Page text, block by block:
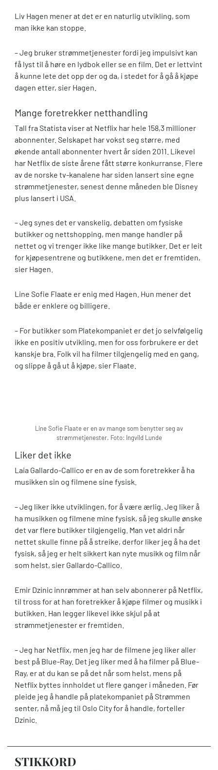
Liv Hagen mener at det er en naturlig utvikling, som
man ikke kan stoppe.
– Jeg bruker strømmetjenester fordi jeg impulsivt kan
få lyst til å høre en lydbok eller se en film. Det er lettvint
å kunne lete det opp der og da, i stedet for å gå å kjøpe
dagen etter, sier Hagen.
Mange foretrekker netthandling
Tall fra Statista viser at Netflix har hele 158,3 millioner
abonnenter. Selskapet har vokst seg større, med
økende antall abonnenter hvert år siden 2011. Likevel
har Netflix de siste årene fått større konkurranse. Flere
av de norske tv-kanalene har siden lansert sine egne
strømmetjenester, senest denne måneden ble Disney
plus lansert i USA.
– Jeg synes det er vanskelig, debatten om fysiske
butikker og nettshopping, men mange handler på
nettet og vi trenger ikke like mange butikker. Det er leit
for kjøpesentrene og butikkene, men det er fremtiden,
sier Hagen.
Line Sofie Flaate er enig med Hagen. Hun mener det
både er enklere og billigere.
– For butikker som Platekompaniet er det jo selvfølgelig
ikke en positiv utvikling, men for oss forbrukere er det
kanskje bra. Folk vil ha filmer tilgjengelig med en gang,
og slippe å gå ut å kjøpe, sier Flaate.
Line Sofie Flaate er en av mange som benytter seg av
strømmetjenester. Foto: Ingvild Lunde
Liker det ikke
Laia Gallardo-Callico er en av de som foretrekker å ha
musikken sin og filmene sine fysisk.
– Jeg liker ikke utviklingen, for å være ærlig. Jeg liker å
ha musikken og filmene mine fysisk, så jeg skulle ønske
det var flere butikker tilgjengelig. Man vet aldri når
nettet skulle finne på å streike, derfor liker jeg å ha det
fysisk, så jeg er helt sikkert kan nyte musikk og film når
som helst, sier Gallardo-Callico.
Emir Dzinic innrømmer at han selv abonnerer på Netflix,
til tross for at han foretrekker å kjøpe filmer og musikk i
butikken. Han legger likevel ikke skjul på at
strømmetjenester er fremtiden.
– Jeg har Netflix, men jeg har de filmene jeg liker aller
best på Blue-Ray. Det jeg liker med å ha filmer på Blue-
Ray, er at du kan se på det når som helst, mens på
Netflix byttes innholdet ut flere ganger i måneden. Før
pleide jeg å handle på platekompaniet på Strømmen
senter, nå må jeg til Oslo City for å handle, forteller
Dzinic.
STIKKORD